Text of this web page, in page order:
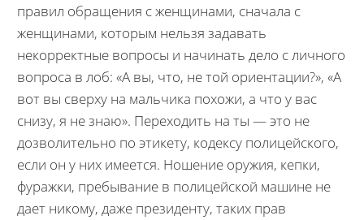
правил обращения с женщинами, сначала с
женщинами, которым нельзя задавать
некорректные вопросы и начинать дело с личного
вопроса в лоб: «А вы, что, не той ориентации?», «А
вот вы сверху на мальчика похожи, а что у вас
снизу, я не знаю». Переходить на ты — это не
дозволительно по этикету, кодексу полицейского,
если он у них имеется. Ношение оружия, кепки,
фуражки, пребывание в полицейской машине не
дает никому, даже президенту, таких прав